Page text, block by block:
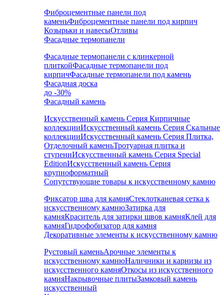
Фиброцементные панели под
каменьФиброцементные панели под кирпич
Козырьки и навесыОтливы
Фасадные термопанели
Фасадные термопанели с клинкерной
плиткойФасадные термопанели под
кирпичФасадные термопанели под камень
Фасадная доска
до -30%
Фасадный камень
Искусственный камень Серия Кирпичные
коллекцииИскусственный камень Серия Скальные
коллекцииИскусственный камень Серия Плитка,
Отделочный каменьТротуарная плитка и
ступениИскусственный камень Серия Special
EditionИскусственный камень Серия
крупноформатный
Сопутствующие товары к искусственному камню
Фиксатор шва для камняСтеклотканевая сетка к
искусственному камнюЗатирка для
камняКраситель для затирки швов камняКлей для
камняГидрофобизатор для камня
Декоративные элементы к искусственному камню
Рустовый каменьАрочные элементы к
искусственному камнюНаличники и карнизы из
искусственного камняОткосы из искусственного
камняНакрывочные плитыЗамковый камень
искусственный